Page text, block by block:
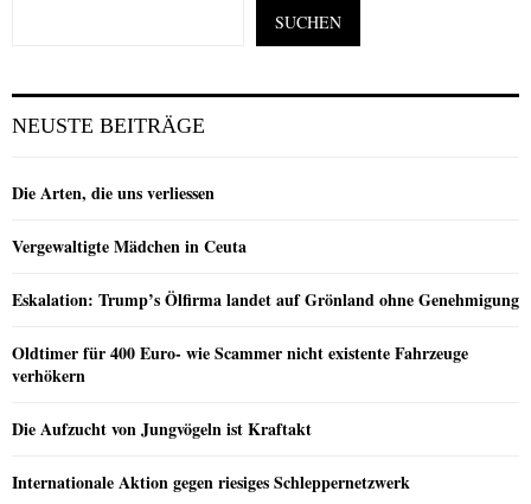
SUCHEN
NEUSTE BEITRÄGE
Die Arten, die uns verliessen
Vergewaltigte Mädchen in Ceuta
Eskalation: Trump’s Ölfirma landet auf Grönland ohne Genehmigung
Oldtimer für 400 Euro- wie Scammer nicht existente Fahrzeuge
verhökern
Die Aufzucht von Jungvögeln ist Kraftakt
Internationale Aktion gegen riesiges Schleppernetzwerk